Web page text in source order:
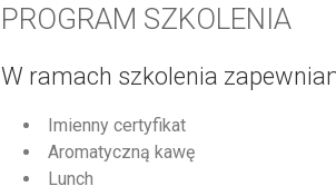
PROGRAM SZKOLENIA
W ramach szkolenia
Imienny certyfikat
Aromatyczną kawę
Lunch